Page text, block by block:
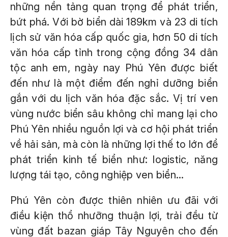
những nền tảng quan trọng để phát triển,
bứt phá. Với bờ biển dài 189km và 23 di tích
lịch sử văn hóa cấp quốc gia, hơn 50 di tích
văn hóa cấp tỉnh trong cộng đồng 34 dân
tộc anh em, ngày nay Phú Yên được biết
đến như là một điểm đến nghỉ dưỡng biển
gắn với du lịch văn hóa đặc sắc. Vị trí ven
vùng nước biển sâu không chỉ mang lại cho
Phú Yên nhiều nguồn lợi và cơ hội phát triển
về hải sản, mà còn là những lợi thế to lớn để
phát triển kinh tế biển như: logistic, năng
lượng tái tạo, công nghiệp ven biển...
Phú Yên còn được thiên nhiên ưu đãi với
điều kiện thổ nhưỡng thuận lợi, trải đều từ
vùng đất bazan giáp Tây Nguyên cho đến